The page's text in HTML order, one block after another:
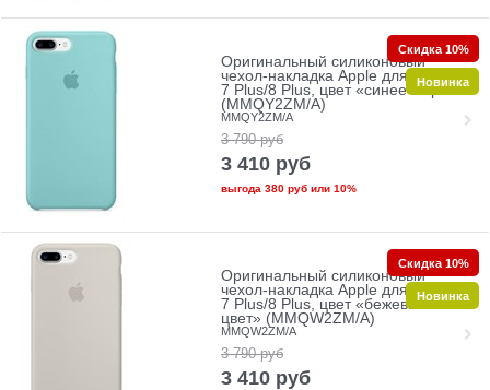
Оригинальный силиконовый
чехол-накладка Apple для iPhone
7 Plus/8 Plus, цвет «синее море»
(MMQY2ZM/A)
MMQY2ZM/A
3 790 руб
3 410 руб
выгода 380 рубили 10%
Скидка 10%
Новинка
Оригинальный силиконовый
чехол-накладка Apple для iPhone
7 Plus/8 Plus, цвет «бежевый
цвет» (MMQW2ZM/A)
MMQW2ZM/A
3 790 руб
3 410 руб
Скидка 10%
Новинка